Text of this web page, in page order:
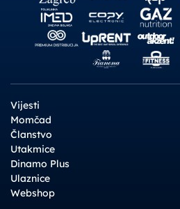
Vijesti
Momčad
Članstvo
Utakmice
Dinamo Plus
Ulaznice
Webshop